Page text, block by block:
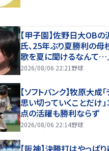
【甲子園】佐野日大ОB
氏、25年ぶり夏勝利の母
歌を夏に聞けるなんて…
2026/08/06 22:21 野球
【ソフトバンク】牧原大成
思い切っていくことだけ
点の活躍も勝利ならず
2026/08/06 22:14野球